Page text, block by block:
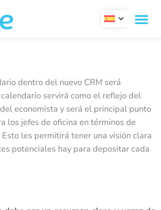
dentro del nuevo CRM será
servirá como el reflejo del
economista y será el principal punto
los jefes de oficina en términos de
les permitirá tener una visión clara
potenciales hay para depositar cada